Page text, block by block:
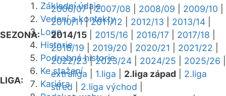
Základní údaje
Vedení a kontakty
Logo
Historie
Podrobná historie
Ke stažení
Kariéra
SEZONA:
2006/07|2007/08 2008/09 2009/10
2010/11|2011/12 2012/13 2013/14
2014/15
2015/16 2016/17 2017/18
2018/19
2019/20 2020/21 2021/22
2022/23|2023/24 2024/25 2025/26
LIGA:
extraliga 1.liga 2.liga západ
2.liga
střed
2.liga východ